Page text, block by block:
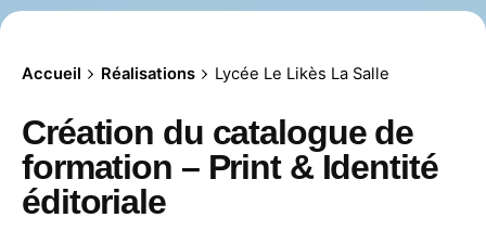
Accueil Réalisations Lycée Le Likès La Salle
Création du catalogue de
formation – Print & Identité
éditoriale